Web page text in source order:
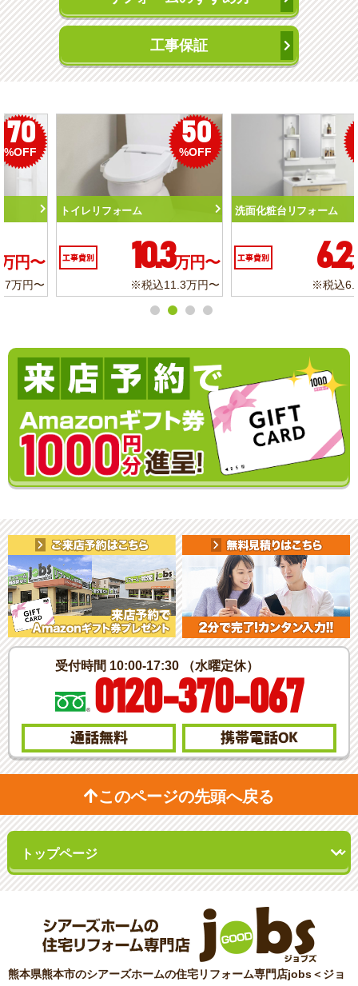
工事保証
%OFF
トイレリフォーム
工事費別 10.3 万円〜
※税込11.3万円〜
56
%OFF
洗面化粧台リフォーム
工事費別 6.2 万円〜
※税込6.8万円〜
受付時間 10:00-17:30 （水曜定休）
0120-370-067
通話無料 携帯電話OK
このページの先頭へ戻る
熊本県熊本市のシアーズホームの住宅リフォーム専門店jobs＜ジョ